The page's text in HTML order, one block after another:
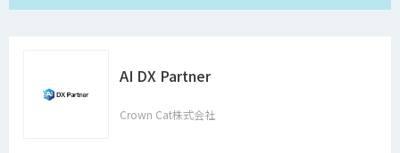
AI DX Partner
Crown Cat株式会社